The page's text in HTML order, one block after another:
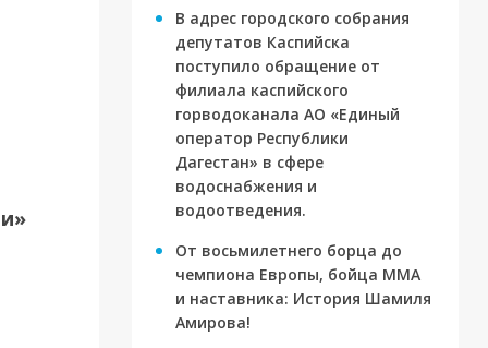
В адрес городского собрания
депутатов Каспийска
поступило обращение от
филиала каспийского
горводоканала АО «Единый
оператор Республики
Дагестан» в сфере
водоснабжения и
водоотведения.
От восьмилетнего борца до
чемпиона Европы, бойца ММА
и наставника: История Шамиля
Амирова!